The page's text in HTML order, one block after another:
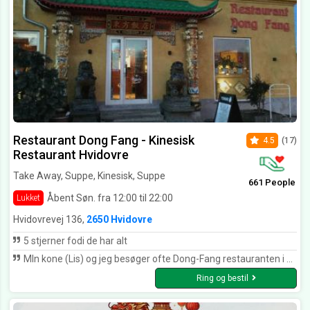
Restaurant Dong Fang - Kinesisk
Restaurant Hvidovre
Take Away, Suppe, Kinesisk, Suppe
Lukket Åbent Søn. fra 12:00 til 22:00
4.5 (17)
661 People
Hvidovrevej 136, 2650 Hvidovre
5 stjerner fodi de har alt
MIn kone (Lis) og jeg besøger ofte Dong-Fang restauranten i Hvidovre. Vi er meget begejstret for det store "tag selv" bord og der er noget for enhver smag. Is og pandekage som dessert er heller ikke at foragte. jo - vi ser altid frem til at besøge restauranten igen!
Ring og bestil